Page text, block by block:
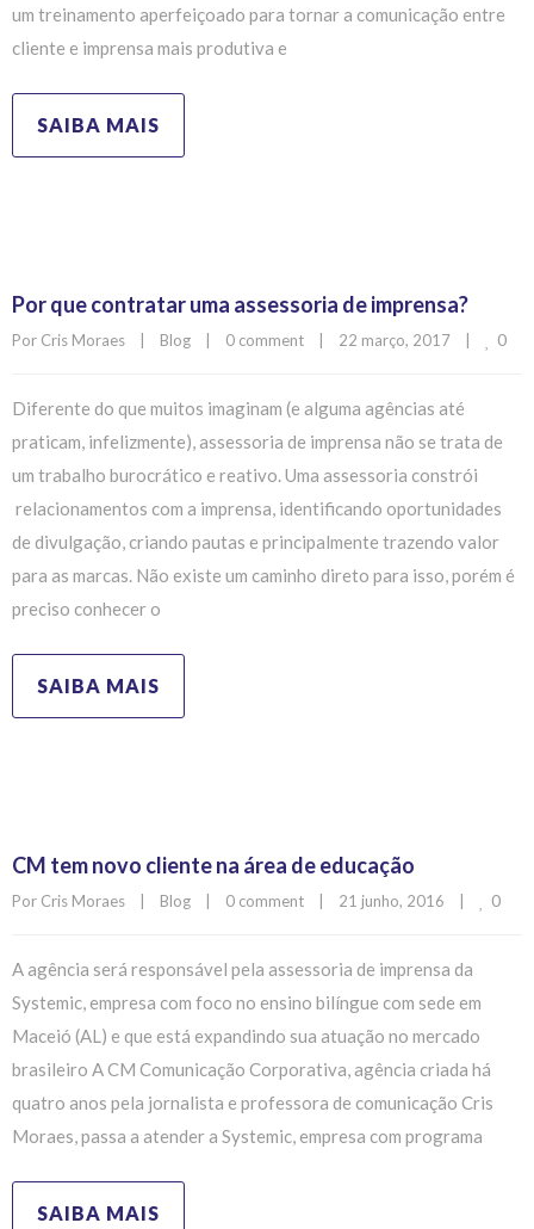
um treinamento aperfeiçoado para tornar a comunicação entre
cliente e imprensa mais produtiva e
SAIBA MAIS
Por que contratar uma assessoria de imprensa?
Por Cris Moraes Blog 0 comment 22 março, 2017 0
Diferente do que muitos imaginam (e alguma agências até
praticam, infelizmente), assessoria de imprensa não se trata de
um trabalho burocrático e reativo. Uma assessoria constrói
relacionamentos com a imprensa, identificando oportunidades
de divulgação, criando pautas e principalmente trazendo valor
para as marcas. Não existe um caminho direto para isso, porém é
preciso conhecer o
SAIBA MAIS
CM tem novo cliente na área de educação
Por Cris Moraes Blog 0 comment 21 junho, 2016 0
A agência será responsável pela assessoria de imprensa da
Systemic, empresa com foco no ensino bilíngue com sede em
Maceió (AL) e que está expandindo sua atuação no mercado
brasileiro A CM Comunicação Corporativa, agência criada há
quatro anos pela jornalista e professora de comunicação Cris
Moraes, passa a atender a Systemic, empresa com programa
SAIBA MAIS